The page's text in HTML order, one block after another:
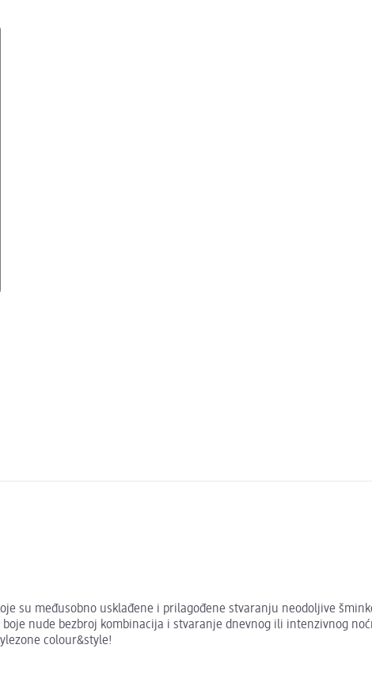
su međusobno usklađene i prilagođene stvaranju neodoljive
nude bezbroj kombinacija i stvaranje dnevnog ili intenzivnog
colour&style!